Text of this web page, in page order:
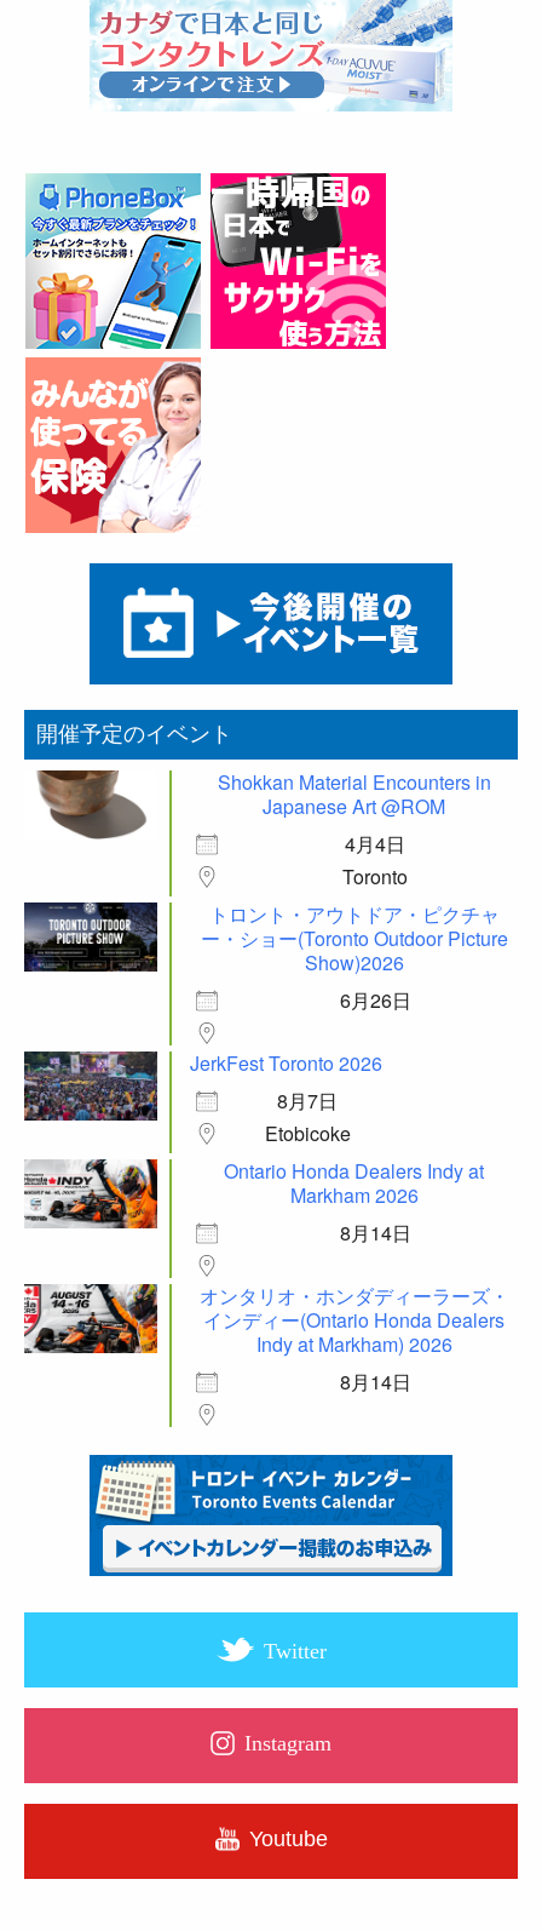
開催予定のイベント
Shokkan Material Encounters in
Japanese Art @ROM
4月4日
Toronto
トロント・アウトドア・ピクチャ
ー・ショー(Toronto Outdoor Picture
Show)2026
6月26日
JerkFest Toronto 2026
8月7日
Etobicoke
Ontario Honda Dealers Indy at
Markham 2026
8月14日
オンタリオ・ホンダディーラーズ・
インディー(Ontario Honda Dealers
Indy at Markham) 2026
8月14日
Twitter
Instagram
Youtube